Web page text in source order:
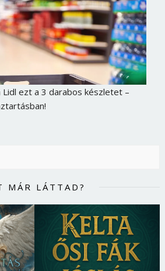
ezt a 3 darabos készletet –
MÁR LÁTTAD?